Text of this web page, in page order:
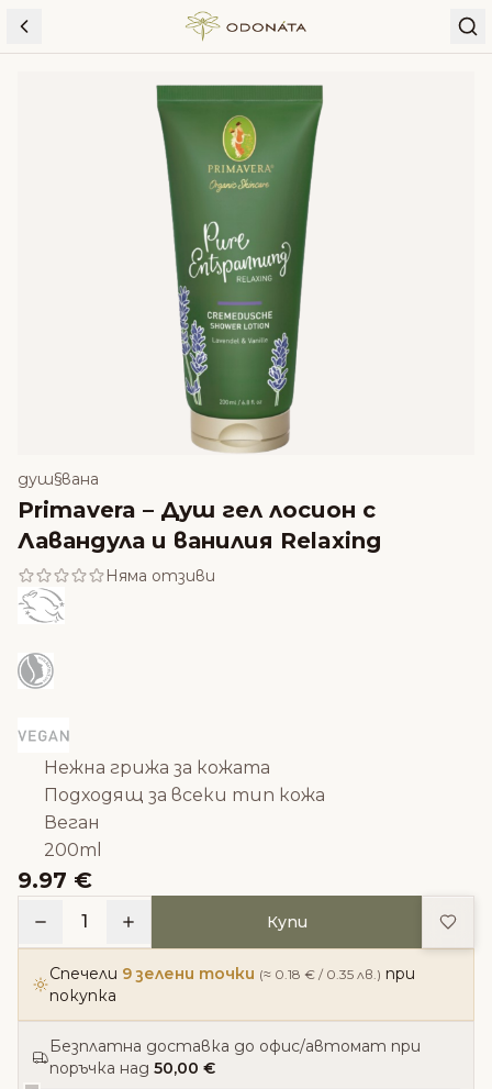
Skip to content
душ§вана
Primavera – Душ гел лосион с
Лавандула и ванилия Relaxing
Няма отзиви
Нежна грижа за кожата
Подходящ за всеки тип кожа
Веган
200ml
9.97 €
1 Купи
Спечели 9 зелени точки (≈ 0.18 € / 0.35 лв.) при
покупка
Безплатна доставка до офис/автомат при
поръчка над 50,00 €